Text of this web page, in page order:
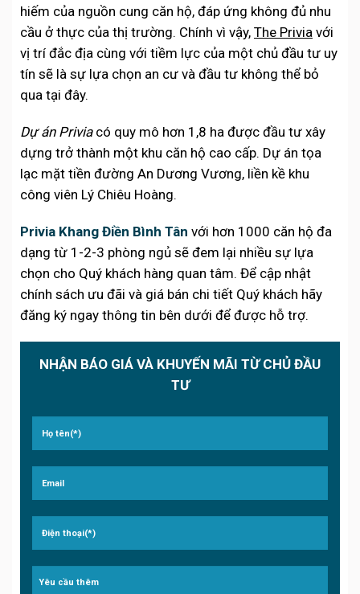
hiếm của nguồn cung căn hộ, đáp ứng không đủ nhu
cầu ở thực của thị trường. Chính vì vậy, The Privia với
vị trí đắc địa cùng với tiềm lực của một chủ đầu tư uy
tín sẽ là sự lựa chọn an cư và đầu tư không thể bỏ
qua tại đây.
Dự án Priviacó quy mô hơn 1,8 ha được đầu tư xây
dựng trở thành một khu căn hộ cao cấp. Dự án tọa
lạc mặt tiền đường An Dương Vương, liền kề khu
công viên Lý Chiêu Hoàng.
Privia Khang Điền Bình Tân với hơn 1000 căn hộ đa
dạng từ 1-2-3 phòng ngủ sẽ đem lại nhiều sự lựa
chọn cho Quý khách hàng quan tâm. Để cập nhật
chính sách ưu đãi và giá bán chi tiết Quý khách hãy
đăng ký ngay thông tin bên dưới để được hỗ trợ.
NHẬN BÁO GIÁ VÀ KHUYẾN MÃI TỪ CHỦ ĐẦU
TƯ